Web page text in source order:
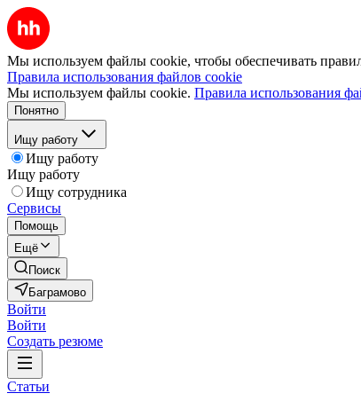
Мы используем файлы cookie, чтобы обеспечивать
Правила использования файлов cookie
Мы используем файлы cookie. Правила использования
Понятно
Ищу работу
Ищу работу
Ищу работу
Ищу сотрудника
Сервисы
Помощь
Ещё
Поиск
Баграмово
Войти
Войти
Создать резюме
Статьи